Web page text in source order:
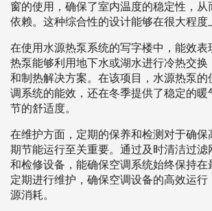
窗的使用，确保了室内温度的稳定性，从
依赖。这种综合性的设计能够在很大程度
在使用水源热泵系统的写字楼中，能效表
热泵能够利用地下水或湖水进行冷热交换
和制热解决方案。在该项目，水源热泵的
调系统的能效，还在冬季提供了稳定的暖
节的舒适度。
在维护方面，定期的保养和检测对于确保
期节能运行至关重要。通过及时清洁过滤
和检修设备，能确保空调系统始终保持在
定期进行维护，确保空调设备的高效运行
源消耗。